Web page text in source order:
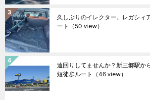
久しぶりのイレクター。レガシィ
ート
（50 view）
遠回りしてませんか？新三郷駅か
短徒歩ルート
（46 view）